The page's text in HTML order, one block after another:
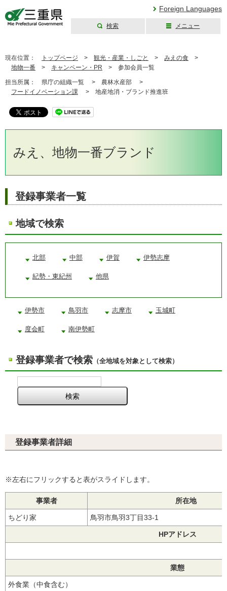
Foreign Languages
検索 メニュー
現在位置： トップページ > 観光・産業・しごと > みえの食 >
地物一番 > キャンペーン・PR > 参加会員一覧
担当所属： 県庁の組織一覧 > 農林水産部 >
フードイノベーション課 > 地産地消・ブランド推進班
みえ、地物一番ブランド
登録事業者一覧
地域で検索
北部 中部 伊賀 伊勢志摩
紀勢・東紀州 他県
伊勢市 鳥羽市 志摩市 玉城町
度会町 南伊勢町
登録事業者で検索 （全地域を対象として検索）
登録事業者詳細
※左右にフリックすると表がスライドします。
事業者 所在地
ちどり家 鳥羽市鳥羽3丁目33-1
HPアドレス
業態
外食業（中食含む）